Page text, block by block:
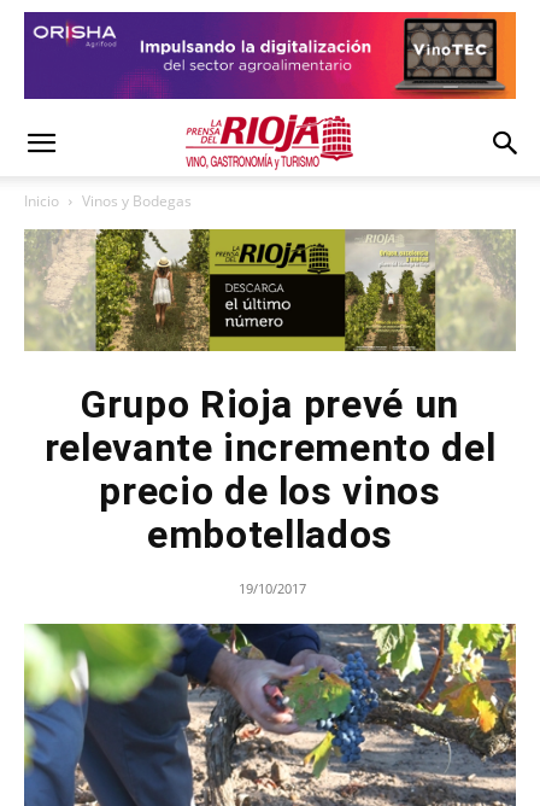
Inicio Vinos y Bodegas
Grupo Rioja prevé un
relevante incremento del
precio de los vinos
embotellados
19/10/2017